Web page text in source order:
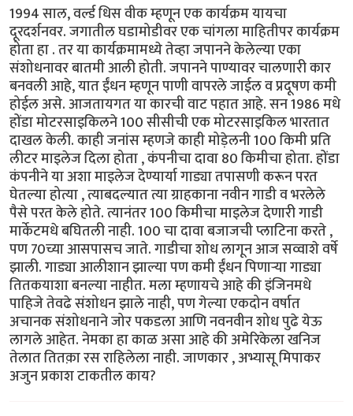
1994 साल, वर्ल्ड धिस वीक म्हणून एक कार्यक्रम यायचा
दूरदर्शनवर. जगातील घडामोडीवर एक चांगला माहितीपर कार्यक्रम
होता हा . तर या कार्यक्रमामध्ये तेव्हा जपानने केलेल्या एका
संशोधनावर बातमी आली होती. जपानने पाण्यावर चालणारी कार
बनवली आहे, यात ईंधन म्हणून पाणी वापरले जाईल व प्रदूषण कमी
होईल असे. आजतायगत या कारची वाट पहात आहे. सन 1986 मधे
होंडा मोटरसाइकिलने 100 सीसीची एक मोटरसाइकिल भारतात
दाखल केली. काही जनांस म्हणजे काही मोड़ेलनी 100 किमी प्रति
लीटर माइलेज दिला होता , कंपनीचा दावा 80 किमीचा होता. होंडा
कंपनीने या अशा माइलेज देण्यार्या गाड्या तपासणी करून परत
घेतल्या होत्या , त्याबदल्यात त्या ग्राहकाना नवीन गाडी व भरलेले
पैसे परत केले होते. त्यानंतर 100 किमीचा माइलेज देणारी गाडी
मार्केटमधे बघितली नाही. 100 चा दावा बजाजची प्लाटिना करते ,
पण 70च्या आसपासच जाते. गाडीचा शोध लागून आज सव्वाशे वर्षे
झाली. गाड्या आलीशान झाल्या पण कमी ईंधन पिणाऱ्या गाड्या
तितकयाशा बनल्या नाहीत. मला म्हणायचे आहे की इंजिनमधे
पाहिजे तेवढे संशोधन झाले नाही, पण गेल्या एकदोन वर्षात
अचानक संशोधनाने जोर पकडला आणि नवनवीन शोध पुढे येऊ
लागले आहेत. नेमका हा काळ असा आहे की अमेरिकेला खनिज
तेलात तितक़ा रस राहिलेला नाही. जाणकार , अभ्यासू मिपाकर
अजुन प्रकाश टाकतील काय?